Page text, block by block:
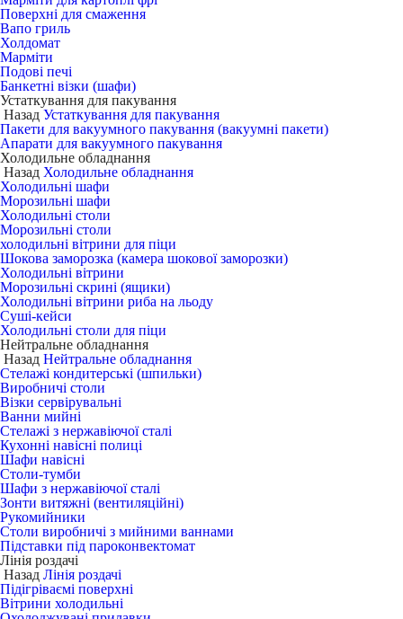
Поверхні для смаження
Вапо гриль
Холдомат
Марміти
Подові печі
Банкетні візки (шафи)
Устаткування для пакування
Назад Устаткування для пакування
Пакети для вакуумного пакування (вакуумні пакети)
Апарати для вакуумного пакування
Холодильне обладнання
Назад Холодильне обладнання
Холодильні шафи
Морозильні шафи
Холодильні столи
Морозильні столи
холодильні вітрини для піци
Шокова заморозка (камера шокової заморозки)
Холодильні вітрини
Морозильні скрині (ящики)
Холодильні вітрини риба на льоду
Суші-кейси
Холодильні столи для піци
Нейтральне обладнання
Назад Нейтральне обладнання
Стелажі кондитерські (шпильки)
Виробничі столи
Візки сервірувальні
Ванни мийні
Стелажі з нержавіючої сталі
Кухонні навісні полиці
Шафи навісні
Столи-тумби
Шафи з нержавіючої сталі
Зонти витяжні (вентиляційні)
Рукомийники
Столи виробничі з мийними ваннами
Підставки під пароконвектомат
Лінія роздачі
Назад Лінія роздачі
Підігріваємі поверхні
Вітрини холодильні